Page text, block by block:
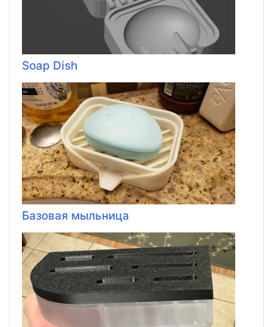
Soap Dish
Базовая мыльница